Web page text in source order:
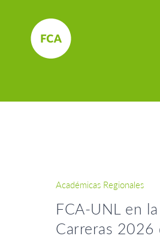
Académicas Regionales
FCA-UNL en
Carreras 2026